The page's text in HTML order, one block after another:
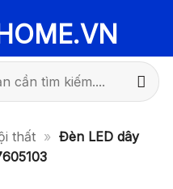
thất » Đèn LED dây